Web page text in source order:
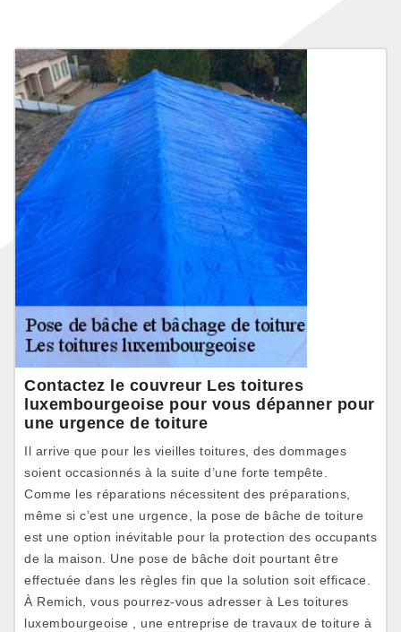
Contactez le couvreur Les toitures
luxembourgeoise pour vous dépanner pour
une urgence de toiture
Il arrive que pour les vieilles toitures, des dommages
soient occasionnés à la suite d’une forte tempête.
Comme les réparations nécessitent des préparations,
même si c’est une urgence, la pose de bâche de toiture
est une option inévitable pour la protection des occupants
de la maison. Une pose de bâche doit pourtant être
effectuée dans les règles fin que la solution soit efficace.
À Remich, vous pourrez-vous adresser à Les toitures
luxembourgeoise , une entreprise de travaux de toiture à